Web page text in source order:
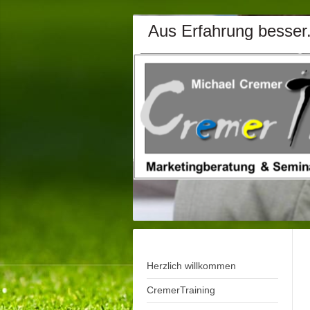
Aus Erfahrung
Herzlich willkommen
CremerTraining